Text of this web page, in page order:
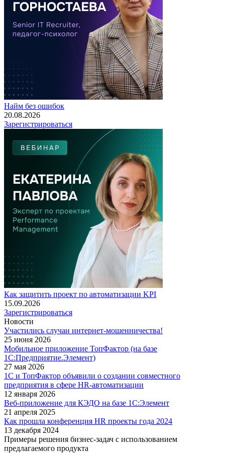
Найм без ошибок
20.08.2026
Зарегистрироваться
Как защитить проект по автоматизации KPI
15.09.2026
Зарегистрироваться
Новости
Участились случаи интернет-мошенничества!
25 июня 2026
Мобильное приложение ТопФактор (на базе
1С:Предприятие.Элемент)
27 мая 2026
1С и ТопФактор объявили о создании совместного
предприятия в сфере HR-автоматизации
12 января 2026
Веб-приложение для КЭДО на базе 1С:Элемент
21 апреля 2025
Как прошла конференция HR проекты года 2024
13 декабря 2024
Примеры решения бизнес-задач с использованием
предлагаемого продукта